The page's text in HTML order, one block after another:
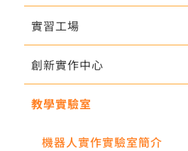
實習工場
創新實作中心
教學實驗室
機器人實作實驗室簡介